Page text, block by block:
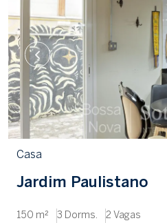
Casa
Jardim Paulistano
150 m² 3 Dorms. 2 Vagas